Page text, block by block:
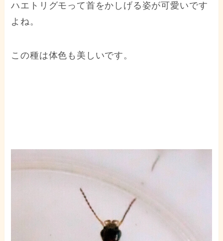
ハエトリグモって首をかしげる姿が可愛いです
よね。
この種は体色も美しいです。